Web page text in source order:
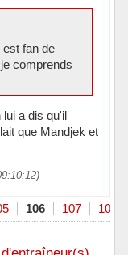
est fan de
comprends
lui a dis qu'il
que Mandjek et
106 107 108